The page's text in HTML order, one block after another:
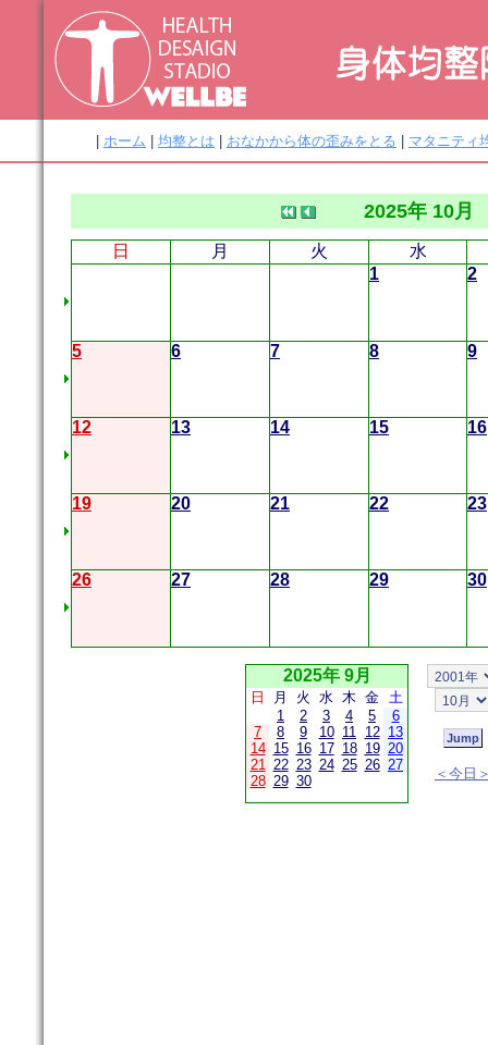
ホーム 均整とは おなかから体の歪みをとる マタニティ
2025年 10月
日 月 火
水
1
2
5 6 7 8 9
12 13 14 15 16
19 20 21 22 23
26 27 28 29 30
2025年 9月
日 月 火 水 木 金 土
1
2 3 4 5
6
7
8 9 10 11 12 13
14 15 16 17 18 19 20
21 22 23 24 25 26 27
28 29 30 ＜今日